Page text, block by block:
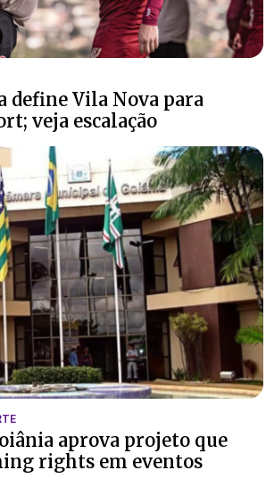
define Vila Nova para
veja escalação
aprova projeto que
rights em eventos